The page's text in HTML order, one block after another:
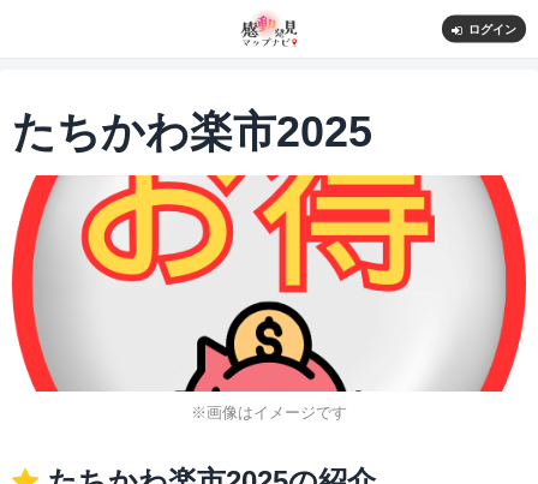
ログイン
たちかわ楽市2025
※画像はイメージです